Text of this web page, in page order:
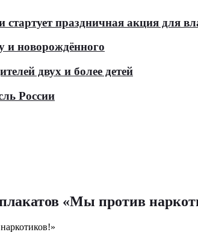
стартует праздничная акция для
новорождённого
двух и более детей
России
«Мы против